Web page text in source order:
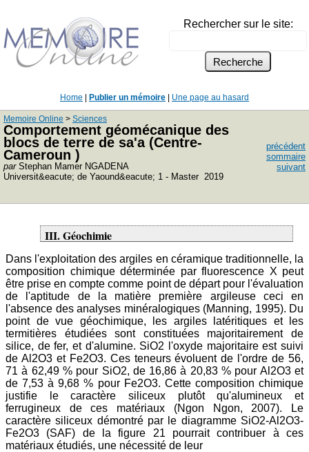
Rechercher sur le site:
Home Publier un mémoire Une page au hasard
Memoire Online > Sciences
Comportement géomécanique des
blocs de terre de sa'a (Centre-
Cameroun )
parStephan Mamer NGADENA
Universit&eacute; de Yaound&eacute; 1 - Master 2019
précédent
sommaire
suivant
III. Géochimie
Dans l'exploitation des argiles en céramique traditionnelle, la
composition chimique déterminée par fluorescence X peut
être prise en compte comme point de départ pour l'évaluation
de l'aptitude de la matière première argileuse ceci en
l'absence des analyses minéralogiques (Manning, 1995). Du
point de vue géochimique, les argiles latéritiques et les
termitières étudiées sont constituées majoritairement de
silice, de fer, et d'alumine. SiO2 l'oxyde majoritaire est suivi
de Al2O3 et Fe2O3. Ces teneurs évoluent de l'ordre de 56,
71 à 62,49 % pour SiO2, de 16,86 à 20,83 % pour Al2O3 et
de 7,53 à 9,68 % pour Fe2O3. Cette composition chimique
justifie le caractère siliceux plutôt qu'alumineux et
ferrugineux de ces matériaux (Ngon Ngon, 2007). Le
caractère siliceux démontré par le diagramme SiO2-Al2O3-
Fe2O3 (SAF) de la figure 21 pourrait contribuer à ces
matériaux étudiés, une nécessité de leur